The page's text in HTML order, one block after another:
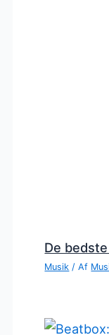
De
Musik / Af